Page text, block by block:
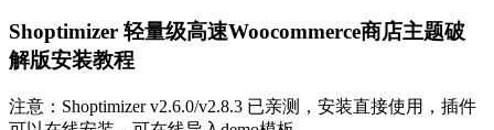
Shoptimizer 轻量级高速Woocommerce商店主题破
解版安装教程
注意：Shoptimizer v2.6.0/v2.8.3 已亲测，安装直接使用，插件